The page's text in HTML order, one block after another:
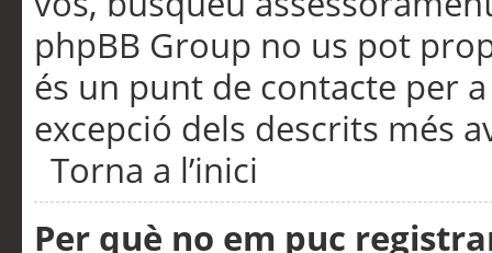
phpBB Group no us pot
és un punt de contacte per
excepció dels descrits més
Torna a l’inici
Per què no em puc